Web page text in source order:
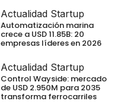
Actualidad Startup
Automatización marina
crece a USD 11.85B: 20
empresas líderes en 2026
Actualidad Startup
Control Wayside: mercado
de USD 2.950M para 2035
transforma ferrocarriles